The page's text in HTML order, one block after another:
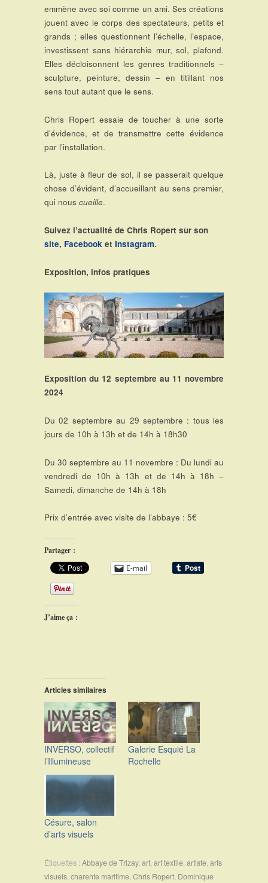
emmène avec soi comme un ami. Ses créations
jouent avec le corps des spectateurs, petits et
grands ; elles questionnent l’échelle, l’espace,
investissent sans hiérarchie mur, sol, plafond.
Elles décloisonnent les genres traditionnels –
sculpture, peinture, dessin – en titillant nos
sens tout autant que le sens.
Chris Ropert essaie de toucher à une sorte
d’évidence, et de transmettre cette évidence
par l’installation.
Là, juste à fleur de sol, il se passerait quelque
chose d’évident, d’accueillant au sens premier,
qui nous cueille.
Suivez l’actualité de Chris Ropert sur son
site, Facebook et Instagram.
Exposition, infos pratiques
Exposition du 12 septembre au 11 novembre
2024
Du 02 septembre au 29 septembre : tous les
jours de 10h à 13h et de 14h à 18h30
Du 30 septembre au 11 novembre : Du lundi au
vendredi de 10h à 13h et de 14h à 18h –
Samedi, dimanche de 14h à 18h
Prix d’entrée avec visite de l’abbaye : 5€
Partager :
E-mail
J’aime ça :
Articles similaires
INVERSO, collectif
l’Illumineuse
Galerie Esquié La
Rochelle
Césure, salon
d’arts visuels
Étiquettes :Abbaye de Trizay,art,art textile,artiste,arts
visuels,charente maritime,Chris Ropert, Dominique